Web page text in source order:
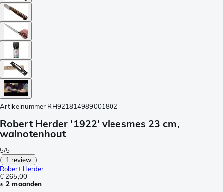
Artikelnummer RH921814989001802
Robert Herder '1922' vleesmes 23 cm,
walnotenhout
5/5
( 1 review )
Robert Herder
€ 265,00
± 2 maanden